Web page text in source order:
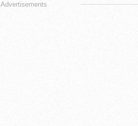
Advertisements